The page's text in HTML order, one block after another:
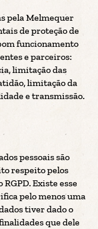
pela Melmequer
de proteção de
funcionamento
e parceiros:
limitação das
limitação da
e transmissão.
pessoais são
respeito pelos
Existe esse
pelo menos uma
tiver dado o
que dele